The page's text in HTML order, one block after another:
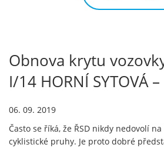
Obnova krytu
I/14 HORNÍ SYTOVÁ
06. 09. 2019
Často se říká, že ŘSD nikdy nedovolí
cyklistické pruhy. Je proto dobré